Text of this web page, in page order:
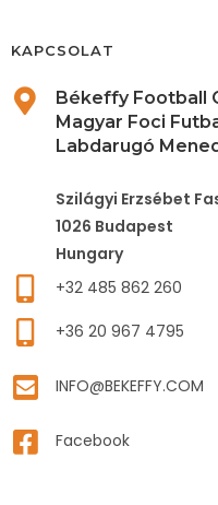
KAPCSOLAT
Békeffy Football
Magyar Foci
Labdarugó
Szilágyi Erzsébet
1026 Budapest
Hungary
+32 485 862 260
+36 20 967 4795
INFO@BEKEFFY.COM
Facebook